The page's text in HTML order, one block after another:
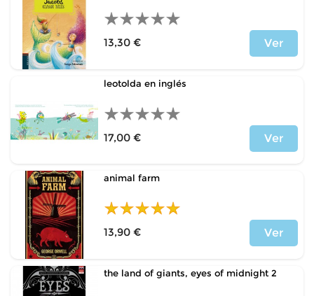
13,30 €
Ver
leotolda en inglés
17,00 €
Ver
animal farm
13,90 €
Ver
the land of giants, eyes of midnight 2